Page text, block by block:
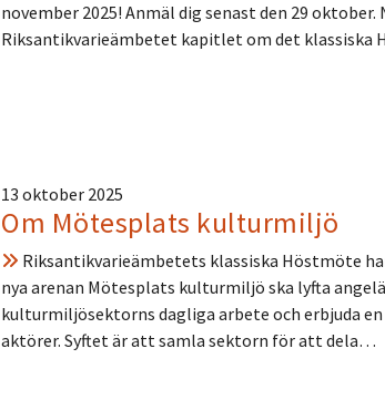
november 2025! Anmäl dig senast den 29
Riksantikvarieämbetet kapitlet om det
13 oktober 2025
Om Mötesplats kulturmiljö
Riksantikvarieämbetets klassiska Höstmöte
nya arenan Mötesplats kulturmiljö ska lyfta
kulturmiljösektorns dagliga arbete och erbjuda
aktörer. Syftet är att samla sektorn för att dela…